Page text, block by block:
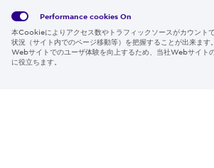
Policy
約
Region & Language:
Performance cookies On
本Cookieによりアクセス数やトラフィックソースがカウント
状況（サイト内でのページ移動等）を把握することが出来ます
Webサイトでのユーザ体験を向上するため、当社Webサイト
に役立ちます。